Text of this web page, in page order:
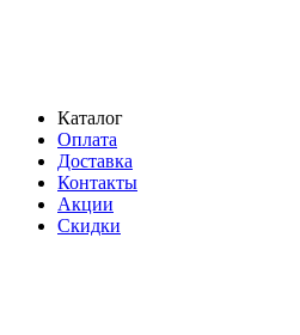
Каталог
Оплата
Доставка
Контакты
Акции
Скидки